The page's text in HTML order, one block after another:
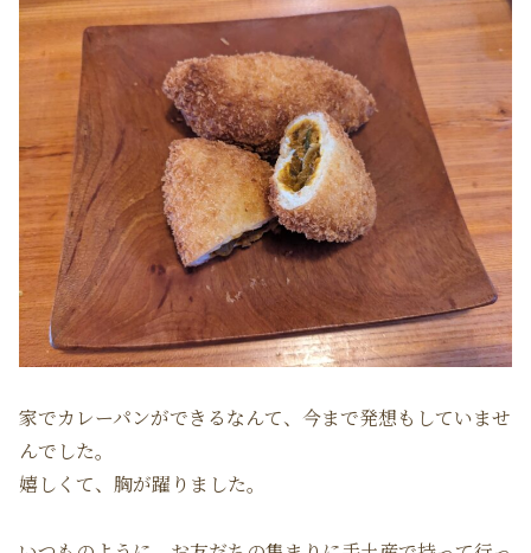
家でカレーパンができるなんて、今まで発想もしていませ
んでした。
嬉しくて、胸が躍りました。